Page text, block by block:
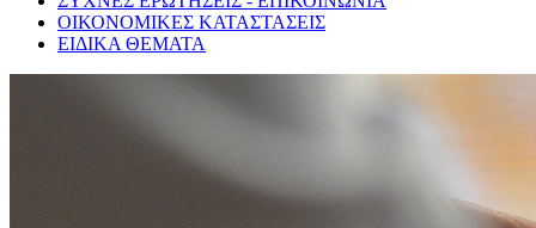
ΟΙΚΟΝΟΜΙΚΕΣ ΚΑΤΑΣΤΑΣΕΙΣ
ΕΙΔΙΚΑ ΘΕΜΑΤΑ